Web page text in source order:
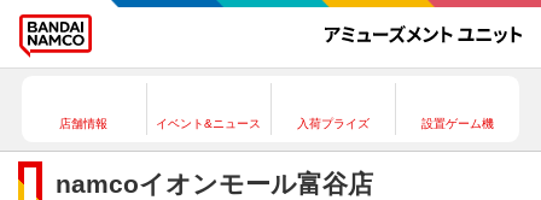
店舗情報 イベント&ニュース 入荷プライズ 設置ゲーム機
namcoイオンモール富谷店